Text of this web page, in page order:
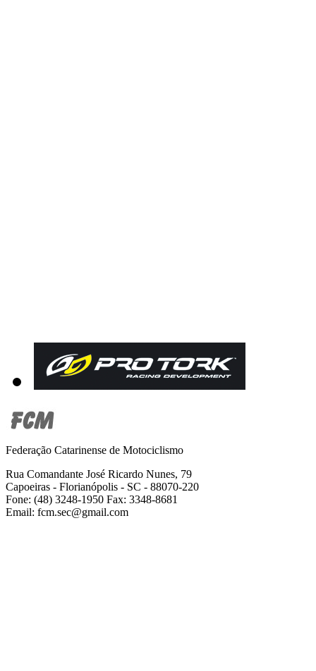
Federação Catarinense de Motociclismo
Rua Comandante José Ricardo Nunes, 79
Capoeiras - Florianópolis - SC - 88070-220
Fone: (48) 3248-1950 Fax: 3348-8681
Email: fcm.sec@gmail.com